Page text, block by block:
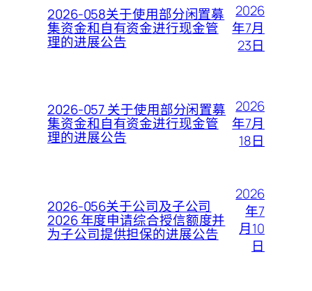
2026-058关于使用部分闲置募
集资金和自有资金进行现金管
理的进展公告
2026
年7月
23日
2026-057 关于使用部分闲置募
集资金和自有资金进行现金管
理的进展公告
2026
年7月
18日
2026-056关于公司及子公司
2026 年度申请综合授信额度并
为子公司提供担保的进展公告
2026
年7
月10
日